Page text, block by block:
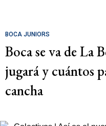
BOCA JUNIORS
Boca se va de La
jugará y cuántos
cancha